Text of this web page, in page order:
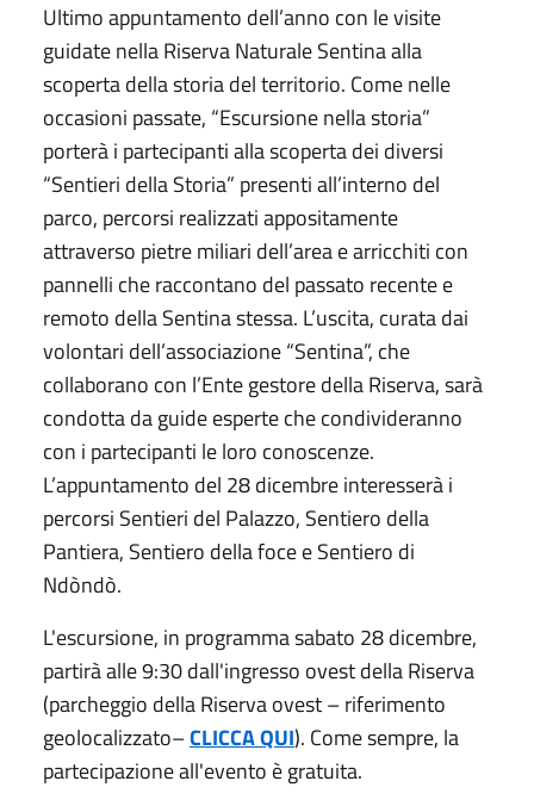
Ultimo appuntamento dell’anno con le visite
guidate nella Riserva Naturale Sentina alla
scoperta della storia del territorio. Come nelle
occasioni passate, “Escursione nella storia”
porterà i partecipanti alla scoperta dei diversi
“Sentieri della Storia” presenti all’interno del
parco, percorsi realizzati appositamente
attraverso pietre miliari dell’area e arricchiti con
pannelli che raccontano del passato recente e
remoto della Sentina stessa. L’uscita, curata dai
volontari dell’associazione “Sentina”, che
collaborano con l’Ente gestore della Riserva, sarà
condotta da guide esperte che condivideranno
con i partecipanti le loro conoscenze.
L’appuntamento del 28 dicembre interesserà i
percorsi Sentieri del Palazzo, Sentiero della
Pantiera, Sentiero della foce e Sentiero di
Ndòndò.
L'escursione, in programma sabato 28 dicembre,
partirà alle 9:30 dall'ingresso ovest della Riserva
(parcheggio della Riserva ovest – riferimento
geolocalizzato–CLICCA QUI). Come sempre, la
partecipazione all'evento è gratuita.